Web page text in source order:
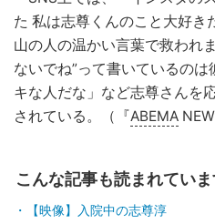
た 私は志尊くんのこと大好き
山の人の温かい言葉で救われ
ないでね”って書いているの
キな人だな」など志尊さんを
されている。（『ABEMA
こんな記事も読まれてい
【映像】入院中の志尊淳